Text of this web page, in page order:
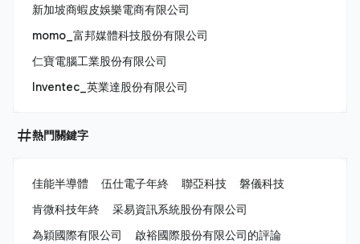
新加坡商蝦皮娛樂電商有限公司
momo_富邦媒體科技股份有限公司
仁寶電腦工業股份有限公司
Inventec_英業達股份有限公司
熱門關鍵字
佳能半導體 伍仕電子年終 聯亞科技
磐儀科技
肯微科技年終
采易資訊系統股份有限公司
為穎國際有限公司
啟裕國際股份有限公司的評論